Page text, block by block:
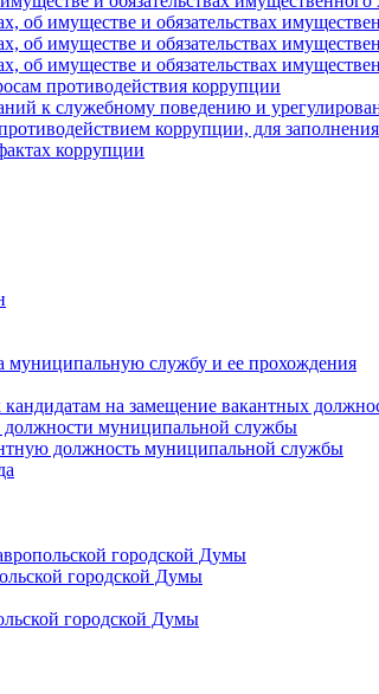
об имуществе и обязательствах
об имуществе и обязательствах
об имуществе и обязательствах
противодействия коррупции
к служебному поведению и
коррупции, для заполнения
коррупции
муниципальную службу и ее прохождения
на замещение вакантных
должности муниципальной службы
должность муниципальной службы
городской Думы
городской Думы
городской Думы